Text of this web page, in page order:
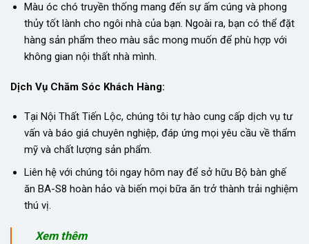
Màu óc chó truyền thống mang đến sự ấm cúng và phong
thủy tốt lành cho ngôi nhà của bạn. Ngoài ra, bạn có thể đặt
hàng sản phẩm theo màu sắc mong muốn để phù hợp với
không gian nội thất nhà mình.
Dịch Vụ Chăm Sóc Khách Hàng:
Tại Nội Thất Tiến Lộc, chúng tôi tự hào cung cấp dịch vụ tư
vấn và báo giá chuyên nghiệp, đáp ứng mọi yêu cầu về thẩm
mỹ và chất lượng sản phẩm.
Liên hệ với chúng tôi ngay hôm nay để sở hữu Bộ bàn ghế
ăn BA-S8 hoàn hảo và biến mọi bữa ăn trở thành trải nghiệm
thú vị.
Xem thêm